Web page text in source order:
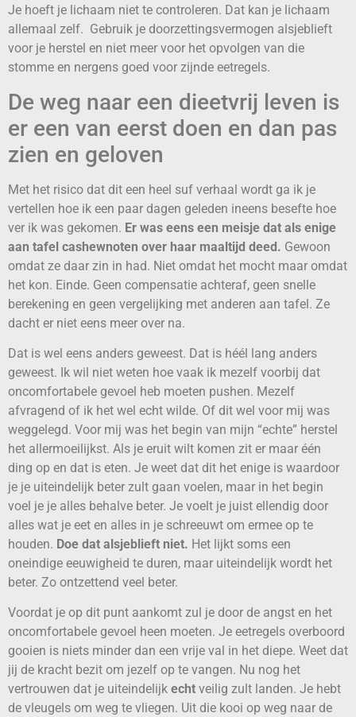
Je hoeft je lichaam niet te controleren. Dat kan je lichaam
allemaal zelf. Gebruik je doorzettingsvermogen alsjeblieft
voor je herstel en niet meer voor het opvolgen van die
stomme en nergens goed voor zijnde eetregels.
De weg naar een dieetvrij leven is
er een van eerst doen en dan pas
zien en geloven
Met het risico dat dit een heel suf verhaal wordt ga ik je
vertellen hoe ik een paar dagen geleden ineens besefte hoe
ver ik was gekomen. Er was eens een meisje dat als enige
aan tafel cashewnoten over haar maaltijd deed. Gewoon
omdat ze daar zin in had. Niet omdat het mocht maar omdat
het kon. Einde. Geen compensatie achteraf, geen snelle
berekening en geen vergelijking met anderen aan tafel. Ze
dacht er niet eens meer over na.
Dat is wel eens anders geweest. Dat is héél lang anders
geweest. Ik wil niet weten hoe vaak ik mezelf voorbij dat
oncomfortabele gevoel heb moeten pushen. Mezelf
afvragend of ik het wel echt wilde. Of dit wel voor mij was
weggelegd. Voor mij was het begin van mijn “echte” herstel
het allermoeilijkst. Als je eruit wilt komen zit er maar één
ding op en dat is eten. Je weet dat dit het enige is waardoor
je je uiteindelijk beter zult gaan voelen, maar in het begin
voel je je alles behalve beter. Je voelt je juist ellendig door
alles wat je eet en alles in je schreeuwt om ermee op te
houden. Doe dat alsjeblieft niet. Het lijkt soms een
oneindige eeuwigheid te duren, maar uiteindelijk wordt het
beter. Zo ontzettend veel beter.
Voordat je op dit punt aankomt zul je door de angst en het
oncomfortabele gevoel heen moeten. Je eetregels overboord
gooien is niets minder dan een vrije val in het diepe. Weet dat
jij de kracht bezit om jezelf op te vangen. Nu nog het
vertrouwen dat je uiteindelijk echt veilig zult landen. Je hebt
de vleugels om weg te vliegen. Uit die kooi op weg naar de